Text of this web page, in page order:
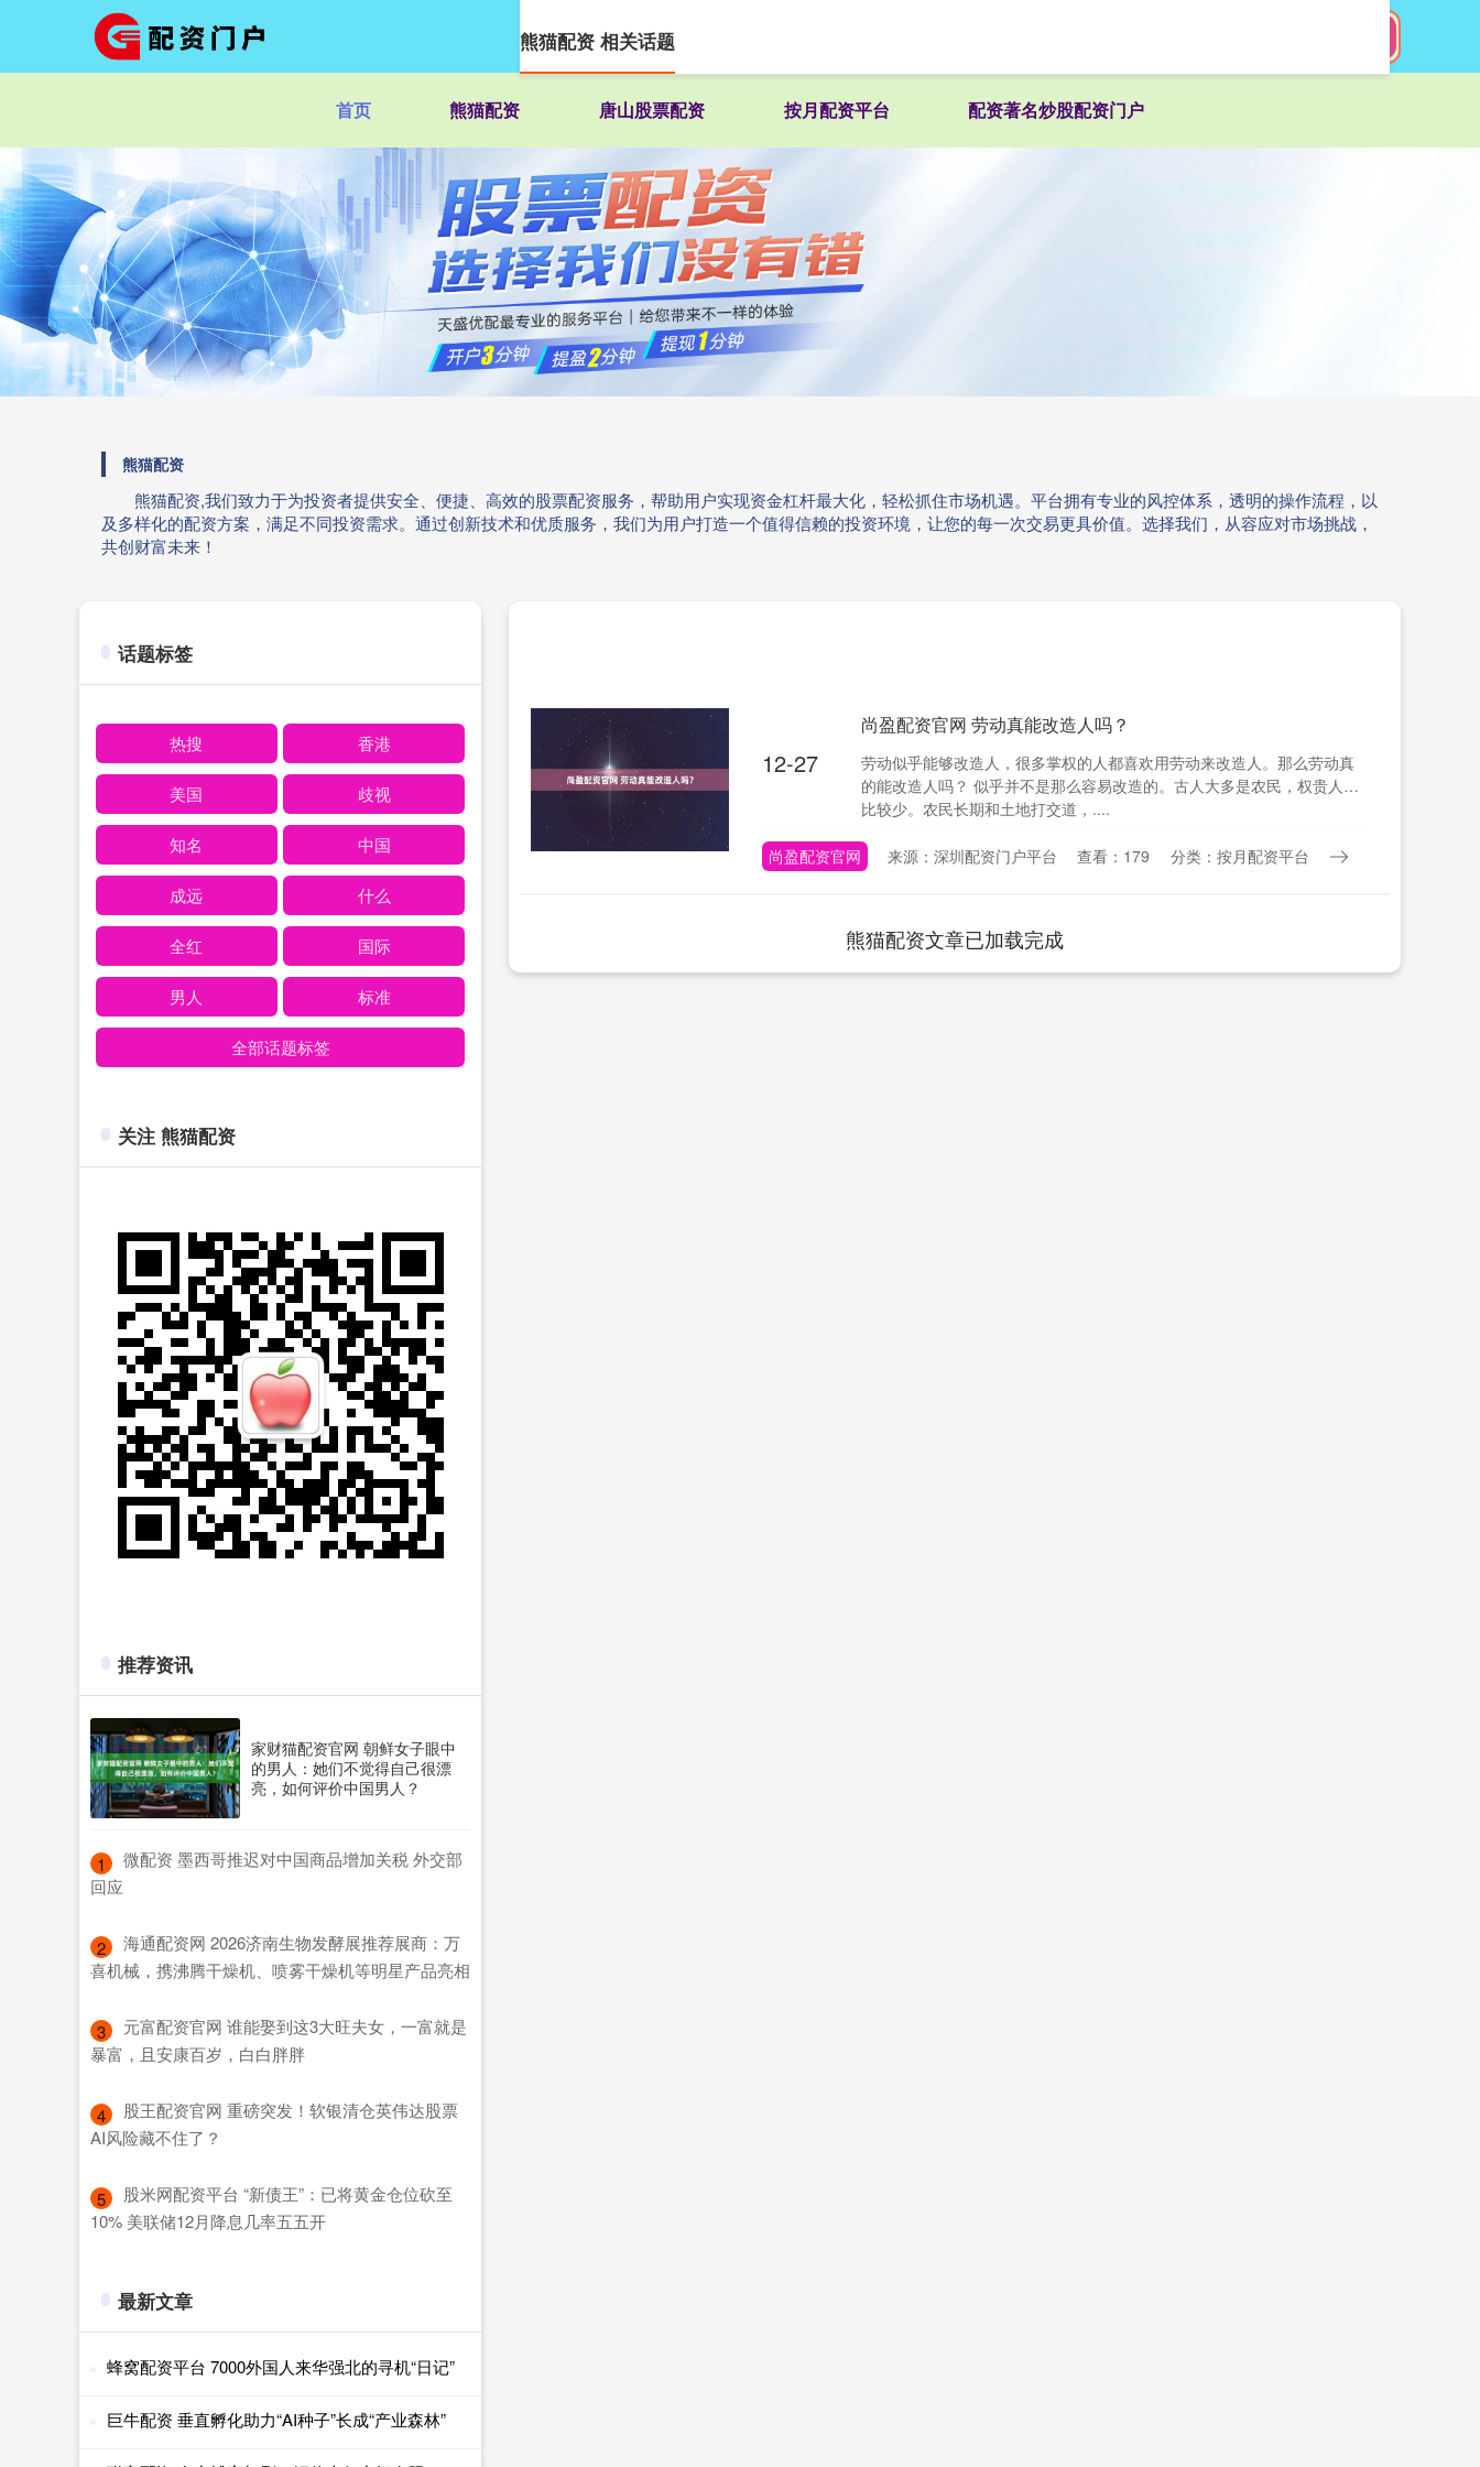
首页 熊猫配资 唐山股票配资 按月配资平台 配资著名炒股配资门户
熊猫配资
熊猫配资,我们致力于为投资者提供安全、便捷、高效的股票配资服务，帮助用户实现资金杠杆最大化，轻松抓住市场机遇。平台拥有专业的风控体系，透明的操作流程，以
及多样化的配资方案，满足不同投资需求。通过创新技术和优质服务，我们为用户打造一个值得信赖的投资环境，让您的每一次交易更具价值。选择我们，从容应对市场挑战，
共创财富未来！
熊猫配资 相关话题
12-27
尚盈配资官网 劳动真能改造人吗？
劳动似乎能够改造人，很多掌权的人都喜欢用劳动来改造人。那么劳动真
的能改造人吗？ 似乎并不是那么容易改造的。古人大多是农民，权贵人数
比较少。农民长期和土地打交道，....
尚盈配资官网 来源：深圳配资门户平台 查看：179 分类：按月配资平台
熊猫配资文章已加载完成
话题标签
热搜 香港
美国 歧视
知名 中国
成远 什么
全红 国际
男人 标准
全部话题标签
关注 熊猫配资
推荐资讯
家财猫配资官网 朝鲜女子眼中
的男人：她们不觉得自己很漂
亮，如何评价中国男人？
1
​微配资 墨西哥推迟对中国商品增加关税 外交部
回应
2
​海通配资网 2026济南生物发酵展推荐展商：万
喜机械，携沸腾干燥机、喷雾干燥机等明星产品亮相
3
​元富配资官网 谁能娶到这3大旺夫女，一富就是
暴富，且安康百岁，白白胖胖
4
​股王配资官网 重磅突发！软银清仓英伟达股票
AI风险藏不住了？
5
​股米网配资平台 “新债王”：已将黄金仓位砍至
10% 美联储12月降息几率五五开
最新文章
蜂窝配资平台 7000外国人来华强北的寻机“日记”
巨牛配资 垂直孵化助力“AI种子”长成“产业森林”